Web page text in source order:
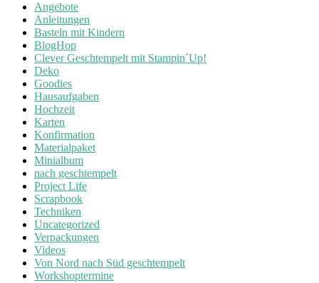
Angebote
Anleitungen
Basteln mit Kindern
BlogHop
Clever Geschtempelt mit Stampin´Up!
Deko
Goodies
Hausaufgaben
Hochzeit
Karten
Konfirmation
Materialpaket
Minialbum
nach geschtempelt
Project Life
Scrapbook
Techniken
Uncategorized
Verpackungen
Videos
Von Nord nach Süd geschtempelt
Workshoptermine